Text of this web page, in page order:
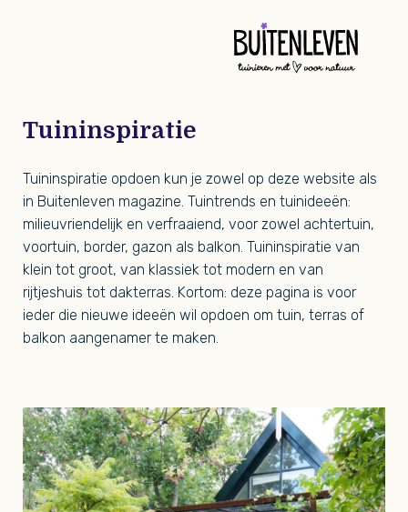
Tuininspiratie
Tuininspiratie opdoen kun je zowel op deze website als
in Buitenleven magazine. Tuintrends en tuinideeën:
milieuvriendelijk en verfraaiend, voor zowel achtertuin,
voortuin, border, gazon als balkon. Tuininspiratie van
klein tot groot, van klassiek tot modern en van
rijtjeshuis tot dakterras. Kortom: deze pagina is voor
ieder die nieuwe ideeën wil opdoen om tuin, terras of
balkon aangenamer te maken.